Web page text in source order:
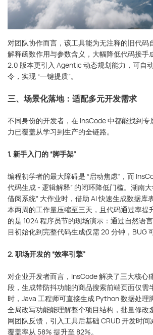
对团队协作而言，该工具能为无注释的旧代码
解释函数作用与参数含义，大幅降低代码接手
2.0 版本更引入 Agentic 动态规划能力，可自
令，实现 “一键提质”。
三、场景化落地：适配多元开发需求
不同身份的开发者，在 InsCode 中都能找到
力已覆盖从学习到生产的全链路。
1. 新手入门的 “脚手架”
编程初学者的最大障碍是 “启动焦虑”，而
代码生成 - 逻辑解释” 的闭环降低门槛。湖南
借阅系统” 大作业时，借助 AI 快速生成数据库
本两周的工作量压缩至三天，且代码通过率提
的是 1024 程序员节的现场演示：通过自然语
目初始化到完整代码生成仅需 20 分钟，BUG
2. 职场开发的 “效率引擎”
对企业开发者而言，InsCode 解决了三大核心
段，生成带防抖功能的商品搜索前端页面仅需
时，Java 工程师可直接生成 Python 数据处理
全局改写功能能理解整个项目结构，批量修改
网团队反馈，引入工具后基础 CRUD 开发时
覆盖率从 58% 提升至 82%。